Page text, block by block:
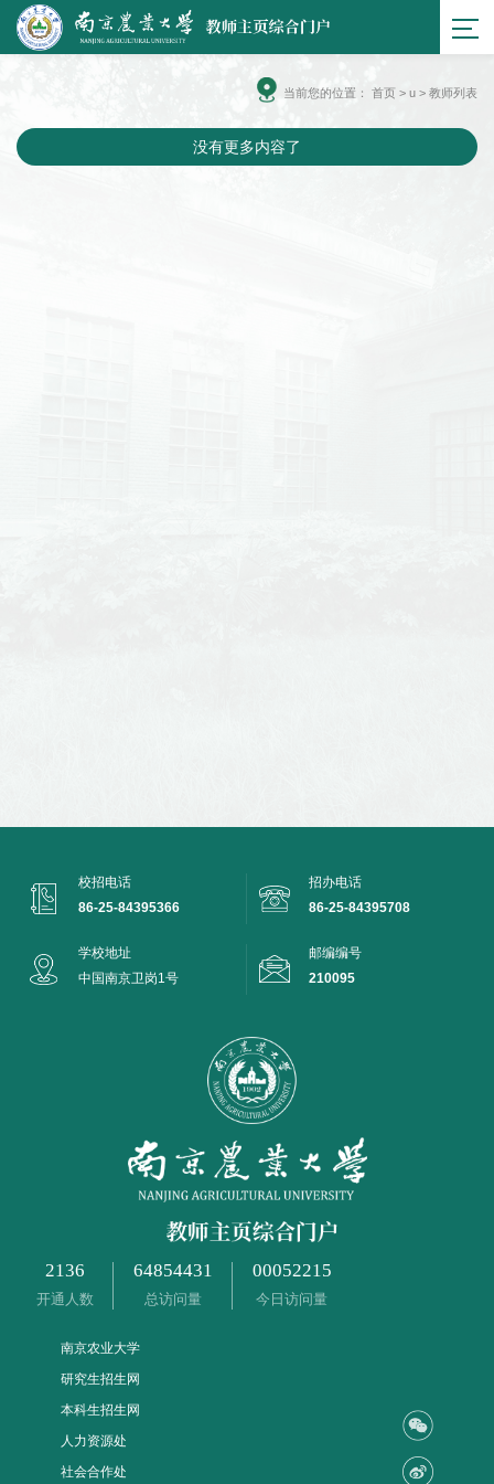
当前您的位置： 首页 > u > 教师列表
没有更多内容了
校招电话
86-25-84395366
招办电话
86-25-84395708
学校地址
中国南京卫岗1号
邮编编号
210095
2136
开通人数
64854431
总访问量
00052215
今日访问量
南京农业大学
研究生招生网
本科生招生网
人力资源处
社会合作处